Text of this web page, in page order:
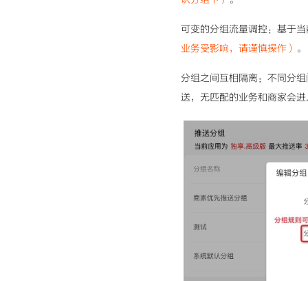
可变的分组流量调控：基于
业务受影响，请谨慎操作） 。
分组之间互相隔离：不同分
送，无匹配的业务和商家会